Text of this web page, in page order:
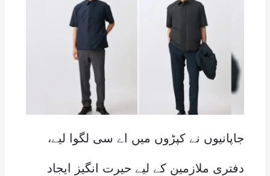
جاپانیوں نے کپڑوں میں اے سی لگوا لیے،
دفتری ملازمین کے لیے حیرت انگیز ایجاد